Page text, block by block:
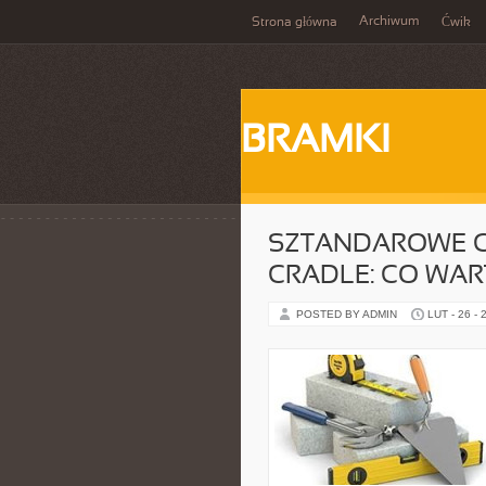
Strona główna Archiwum Ćwik
BRAMKI
SZTANDAROWE
CRADLE: CO
POSTED BY ADMIN LUT - 26 -